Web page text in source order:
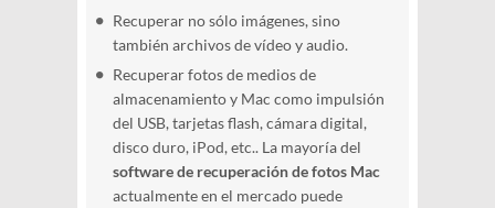
Recuperar no sólo imágenes, sino
también archivos de vídeo y audio.
Recuperar fotos de medios de
almacenamiento y Mac como impulsión
del USB, tarjetas flash, cámara digital,
disco duro, iPod, etc.. La mayoría del
software de recuperación de fotos Mac
actualmente en el mercado puede